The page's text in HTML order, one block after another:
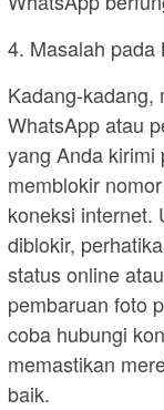
4. Masalah pada
Kadang-kadang,
WhatsApp atau
yang Anda kirimi
memblokir
koneksi internet.
diblokir,
status online
pembaruan foto
coba hubungi
memastikan
baik.